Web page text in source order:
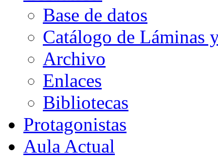
Base de datos
Catálogo de Láminas
Archivo
Enlaces
Bibliotecas
Protagonistas
Aula Actual